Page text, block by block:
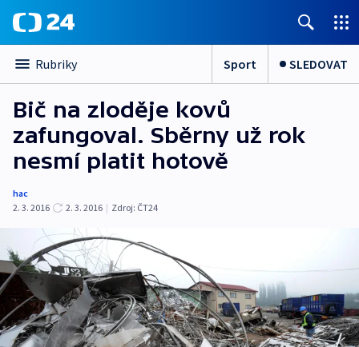
Rubriky Sport SLEDOVAT
Bič na zloděje kovů
zafungoval. Sběrny už rok
nesmí platit hotově
hac
2. 3. 2016
2. 3. 2016 | Zdroj: ČT24